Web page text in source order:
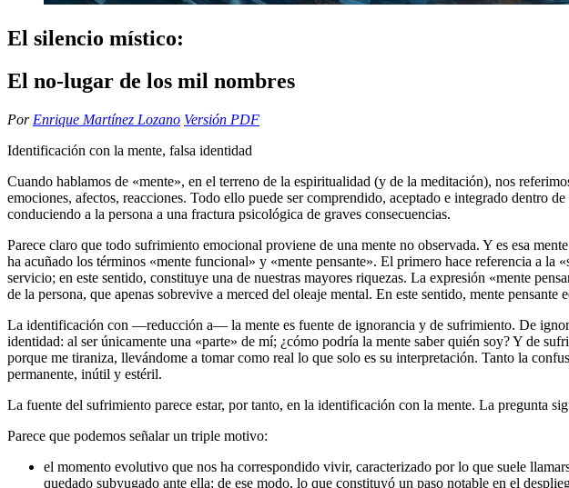
El silencio místico:
El no-lugar de los mil nombres
Por Enrique Martínez Lozano Versión PDF
Identificación con la mente, falsa identidad
Cuando hablamos de «mente», en el terreno de la espiritualidad (y de la meditación), nos
emociones, afectos, reacciones. Todo ello puede ser comprendido, aceptado e integrado dentro
conduciendo a la persona a una fractura psicológica de graves consecuencias.
Parece claro que todo sufrimiento emocional proviene de una mente no observada. Y es esa
ha acuñado los términos «mente funcional» y «mente pensante». El primero hace referencia a
servicio; en este sentido, constituye una de nuestras mayores riquezas. La expresión «mente
de la persona, que apenas sobrevive a merced del oleaje mental. En este sentido, mente
La identificación con ―reducción a― la mente es fuente de ignorancia y de sufrimiento. De
identidad: al ser únicamente una «parte» de mí; ¿cómo podría la mente saber quién soy? Y de
porque me tiraniza, llevándome a tomar como real lo que solo es su interpretación. Tanto la
permanente, inútil y estéril.
La fuente del sufrimiento parece estar, por tanto, en la identificación con la mente. La pregunta
Parece que podemos señalar un triple motivo:
el momento evolutivo que nos ha correspondido vivir, caracterizado por lo que suele
quedado subyugado ante ella; de ese modo, lo que constituyó un paso notable en el